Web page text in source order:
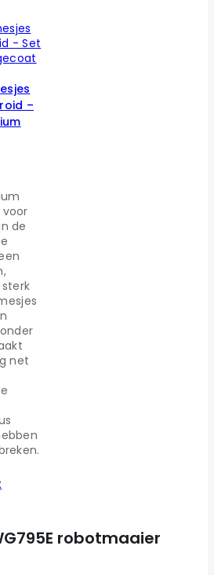
–
de
net
robotmaaier